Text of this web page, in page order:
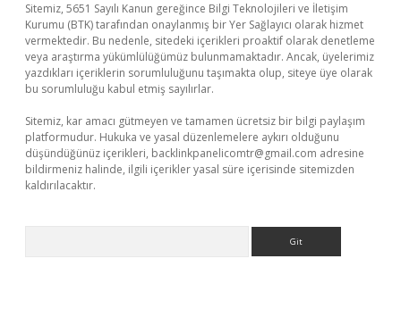
Sitemiz, 5651 Sayılı Kanun gereğince Bilgi Teknolojileri ve İletişim
Kurumu (BTK) tarafından onaylanmış bir Yer Sağlayıcı olarak hizmet
vermektedir. Bu nedenle, sitedeki içerikleri proaktif olarak denetleme
veya araştırma yükümlülüğümüz bulunmamaktadır. Ancak, üyelerimiz
yazdıkları içeriklerin sorumluluğunu taşımakta olup, siteye üye olarak
bu sorumluluğu kabul etmiş sayılırlar.
Sitemiz, kar amacı gütmeyen ve tamamen ücretsiz bir bilgi paylaşım
platformudur. Hukuka ve yasal düzenlemelere aykırı olduğunu
düşündüğünüz içerikleri, backlinkpanelicomtr@gmail.com adresine
bildirmeniz halinde, ilgili içerikler yasal süre içerisinde sitemizden
kaldırılacaktır.